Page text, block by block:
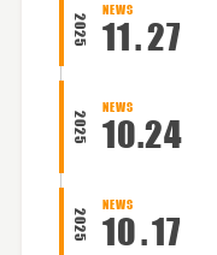
2025
NEWS
11.27
2025
NEWS
10.24
2025
NEWS
10.17